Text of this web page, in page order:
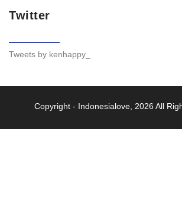
Twitter
Tweets by kenhappy_
Copyright - Indonesialove, 2026 All